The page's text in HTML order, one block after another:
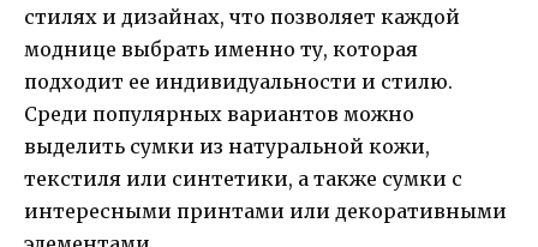
стилях и дизайнах, что позволяет каждой
моднице выбрать именно ту, которая
подходит ее индивидуальности и стилю.
Среди популярных вариантов можно
выделить сумки из натуральной кожи,
текстиля или синтетики, а также сумки с
интересными принтами или декоративными